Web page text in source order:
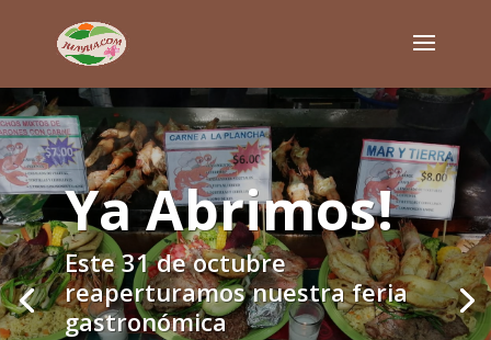
Ya Abrimos!
Este 31 de octubre
reaperturamos nuestra feria
gastronómica